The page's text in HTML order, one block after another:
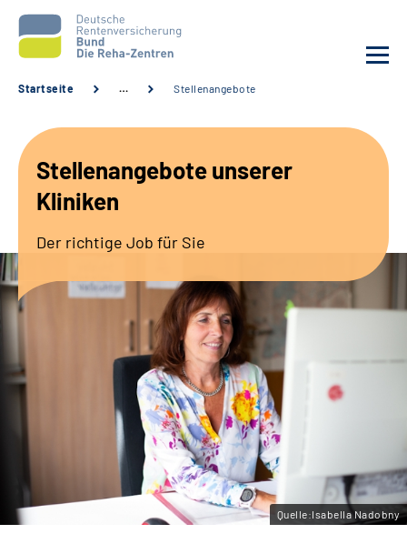
Unsere Kliniken
Sozialdienste & Zuweisende
Erweiterte Suche
Gebärdensprache
Leichte Sprache
Startseite … Stellenangebote
Stellenangebote unserer
Kliniken
Der richtige Job für Sie
Quelle:Isabella Nadobny